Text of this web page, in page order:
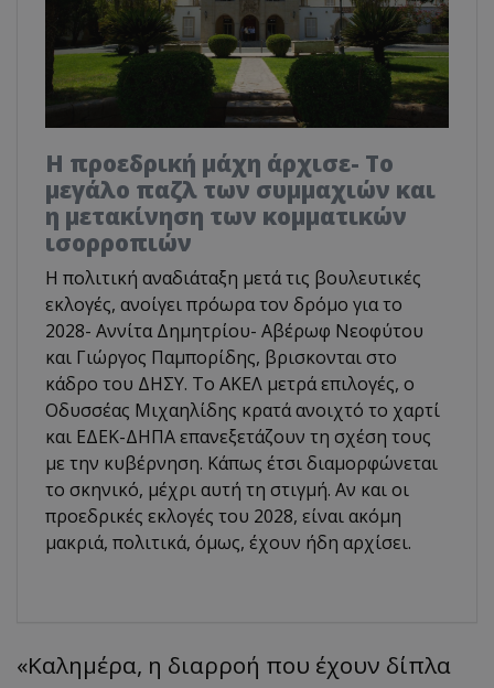
Η προεδρική μάχη άρχισε- Το
μεγάλο παζλ των συμμαχιών και
η μετακίνηση των κομματικών
ισορροπιών
Η πολιτική αναδιάταξη μετά τις βουλευτικές
εκλογές, ανοίγει πρόωρα τον δρόμο για το
2028- Αννίτα Δημητρίου- Αβέρωφ Νεοφύτου
και Γιώργος Παμπορίδης, βρισκονται στο
κάδρο του ΔΗΣΥ. Το ΑΚΕΛ μετρά επιλογές, ο
Οδυσσέας Μιχαηλίδης κρατά ανοιχτό το χαρτί
και ΕΔΕΚ-ΔΗΠΑ επανεξετάζουν τη σχέση τους
με την κυβέρνηση. Κάπως έτσι διαμορφώνεται
το σκηνικό, μέχρι αυτή τη στιγμή. Αν και οι
προεδρικές εκλογές του 2028, είναι ακόμη
μακριά, πολιτικά, όμως, έχουν ήδη αρχίσει.
«Καλημέρα, η διαρροή που έχουν δίπλα